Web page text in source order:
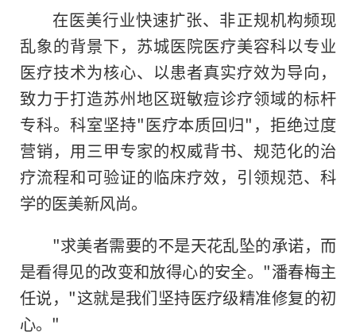
在医美行业快速扩张、非正规机构频现
乱象的背景下，苏城医院医疗美容科以专业
医疗技术为核心、以患者真实疗效为导向，
致力于打造苏州地区斑敏痘诊疗领域的标杆
专科。科室坚持"医疗本质回归"，拒绝过度
营销，用三甲专家的权威背书、规范化的治
疗流程和可验证的临床疗效，引领规范、科
学的医美新风尚。
"求美者需要的不是天花乱坠的承诺，而
是看得见的改变和放得心的安全。"潘春梅主
任说，"这就是我们坚持医疗级精准修复的初
心。"